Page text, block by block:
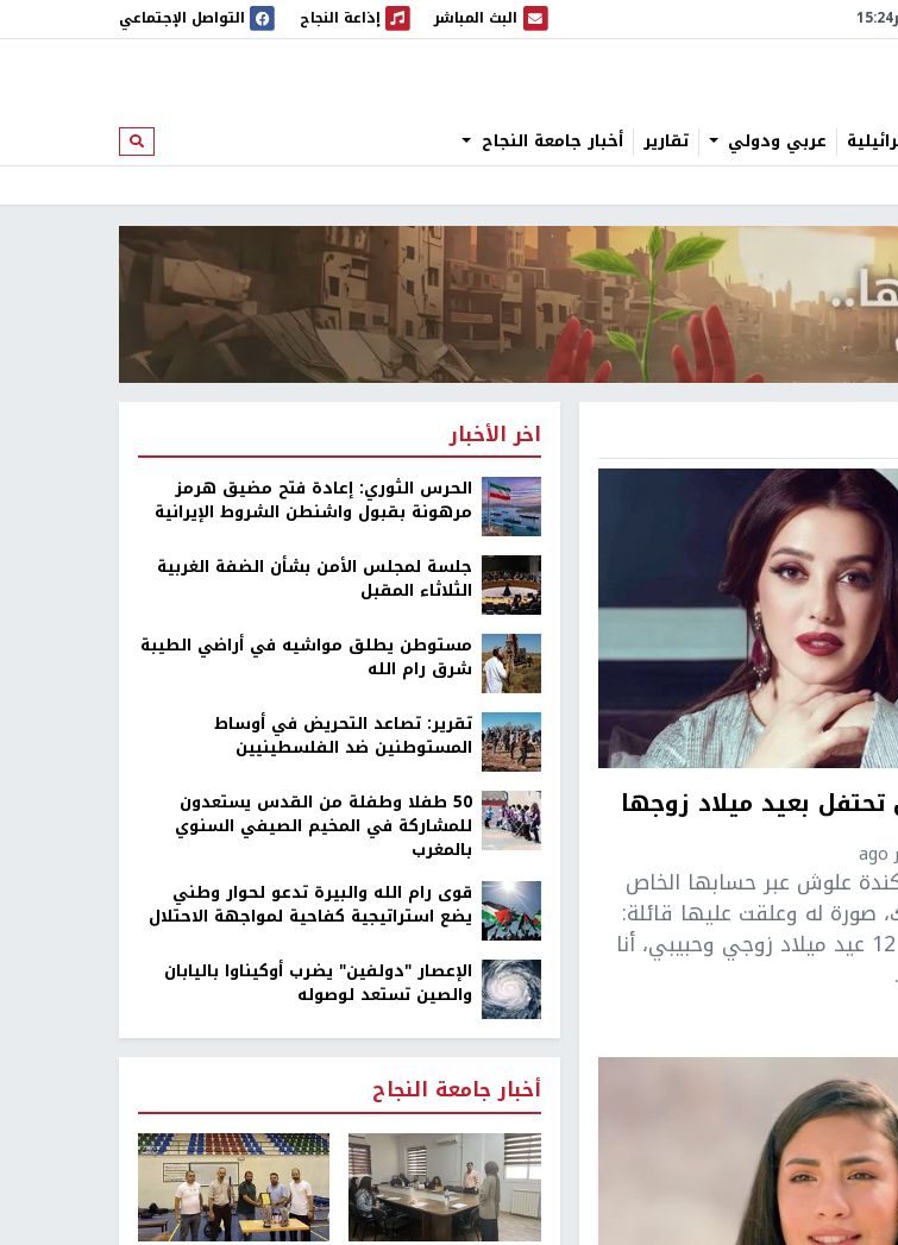
15:24 البث المباشر
البث المباشر إذاعة النجاح
إذاعة النجاح التواصل الإجتماعي
عربي ودولي تقارير أخبار جامعة النجاح ابحث
بعيد ميلاد زوجها
علوش عبر حسابها الخاص
له وعلقت عليها قائلة:
"اليوم الساعة 12 عيد ‏ميلاد زوجي وحبيبي، أنا
اخر الأخبار
الحرس الثوري: إعادة فتح مضيق هرمز
مرهونة بقبول واشنطن الشروط الإيرانية
جلسة لمجلس الأمن بشأن الضفة الغربية
الثلاثاء المقبل
مستوطن يطلق مواشيه في أراضي الطيبة
شرق رام الله
تقرير: تصاعد التحريض في أوساط
المستوطنين ضد الفلسطينيين
50 طفلا وطفلة من القدس يستعدون
للمشاركة في المخيم الصيفي السنوي
بالمغرب
قوى رام الله والبيرة تدعو لحوار وطني
يضع استراتيجية كفاحية لمواجهة الاحتلال
الإعصار "دولفين" يضرب أوكيناوا باليابان
والصين تستعد لوصوله
أخبار جامعة النجاح